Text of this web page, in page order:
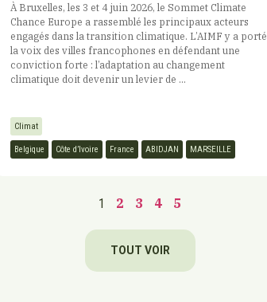
À Bruxelles, les 3 et 4 juin 2026, le Sommet Climate
Chance Europe a rassemblé les principaux acteurs
engagés dans la transition climatique. L’AIMF y a porté
la voix des villes francophones en défendant une
conviction forte : l’adaptation au changement
climatique doit devenir un levier de ...
Climat
Belgique Côte d’Ivoire France ABIDJAN MARSEILLE
1 2 3 4 5
TOUT VOIR